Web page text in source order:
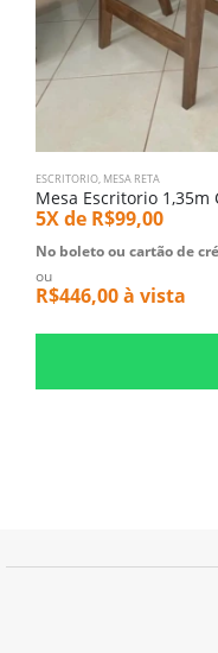
ESCRITORIO, MESA RETA
Mesa Escritorio 1,35m
5X de R$99,00
No boleto ou cartão de
ou
R$446,00à vista